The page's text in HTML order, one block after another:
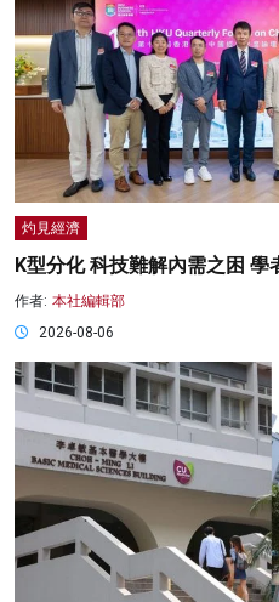
灼見經濟
K型分化 科技難解內需之困 學
作者: 本社編輯部
2026-08-06